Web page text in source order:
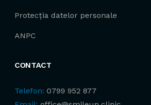
Protecția datelor personale
ANPC
CONTACT
Telefon: 0799 952 877